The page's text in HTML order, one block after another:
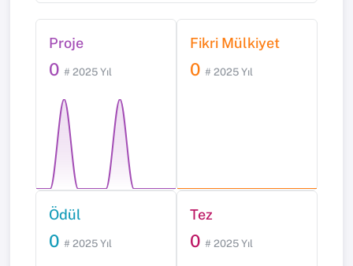
Proje
0 # 2025 Yıl
Fikri Mülkiyet
0 # 2025 Yıl
Ödül
0 # 2025 Yıl
Tez
0 # 2025 Yıl